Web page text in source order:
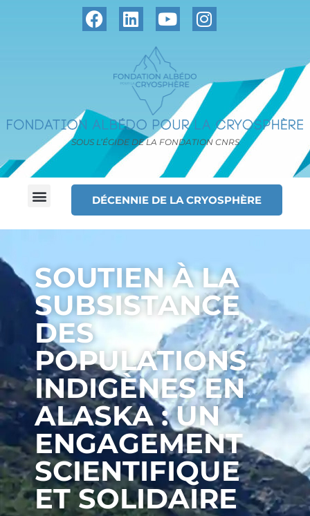
SOUS L’ÉGIDE DE LA FONDATION CNRS
DÉCENNIE DE LA CRYOSPHÈRE
SOUTIEN À LA
SUBSISTANCE
DES
POPULATIONS
INDIGÈNES EN
ALASKA : UN
ENGAGEMENT
SCIENTIFIQUE
ET SOLIDAIRE